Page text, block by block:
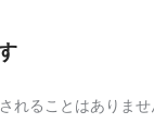
れることはありませ